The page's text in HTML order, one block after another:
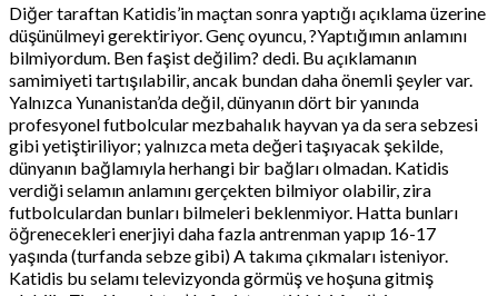
Diğer taraftan Katidis’in maçtan sonra yaptığı açıklama üzerine
düşünülmeyi gerektiriyor. Genç oyuncu, ?Yaptığımın anlamını
bilmiyordum. Ben faşist değilim? dedi. Bu açıklamanın
samimiyeti tartışılabilir, ancak bundan daha önemli şeyler var.
Yalnızca Yunanistan’da değil, dünyanın dört bir yanında
profesyonel futbolcular mezbahalık hayvan ya da sera sebzesi
gibi yetiştiriliyor; yalnızca meta değeri taşıyacak şekilde,
dünyanın bağlamıyla herhangi bir bağları olmadan. Katidis
verdiği selamın anlamını gerçekten bilmiyor olabilir, zira
futbolculardan bunları bilmeleri beklenmiyor. Hatta bunları
öğrenecekleri enerjiyi daha fazla antrenman yapıp 16-17
yaşında (turfanda sebze gibi) A takıma çıkmaları isteniyor.
Katidis bu selamı televizyonda görmüş ve hoşuna gitmiş